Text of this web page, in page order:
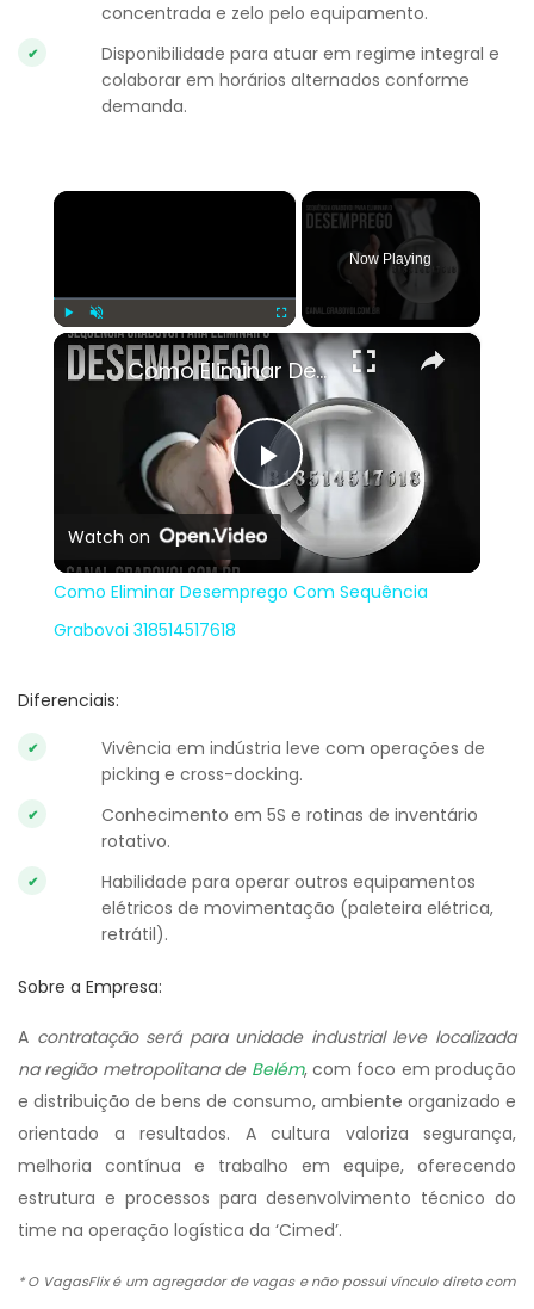
concentrada e zelo pelo equipamento.
Disponibilidade para atuar em regime integral e
colaborar em horários alternados conforme
demanda.
×
Play Unmute Fullscreen
Now Playing
×
Play
Video
Como Eliminar Desemprego Com Sequência Grabovoi 318514517618
Watch on
Como Eliminar Desemprego Com Sequência
Grabovoi 318514517618
Diferenciais:
Vivência em indústria leve com operações de
picking e cross-docking.
Conhecimento em 5S e rotinas de inventário
rotativo.
Habilidade para operar outros equipamentos
elétricos de movimentação (paleteira elétrica,
retrátil).
Sobre a Empresa:
A contratação será para unidade industrial leve localizada
na região metropolitana de Belém, com foco em produção
e distribuição de bens de consumo, ambiente organizado e
orientado a resultados. A cultura valoriza segurança,
melhoria contínua e trabalho em equipe, oferecendo
estrutura e processos para desenvolvimento técnico do
time na operação logística da ‘Cimed’.
* O VagasFlix é um agregador de vagas e não possui vínculo direto com